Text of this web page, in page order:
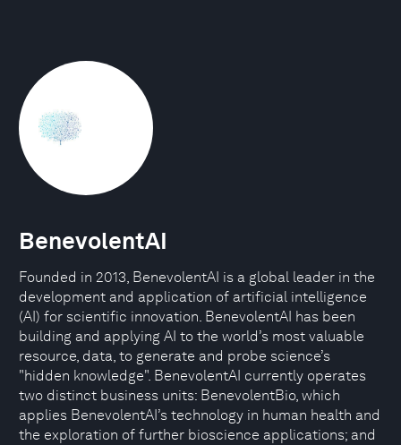
BenevolentAI
Founded in 2013, BenevolentAI is a global leader in the
development and application of artificial intelligence
(AI) for scientific innovation. BenevolentAI has been
building and applying AI to the world’s most valuable
resource, data, to generate and probe science’s
"hidden knowledge". BenevolentAI currently operates
two distinct business units: BenevolentBio, which
applies BenevolentAI’s technology in human health and
the exploration of further bioscience applications; and